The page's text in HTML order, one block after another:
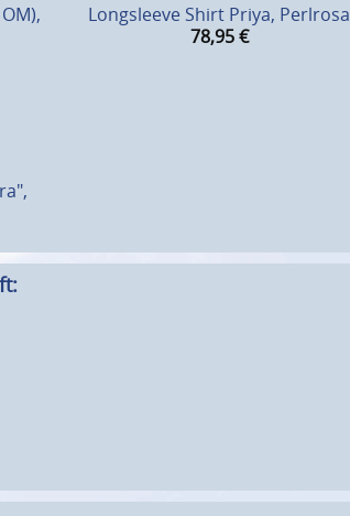
Longsleeve Shirt Priya, Perlrosa
78,95 €